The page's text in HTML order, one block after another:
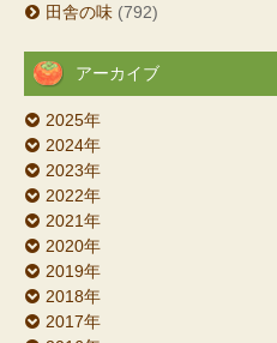
田舎の味 (792)
アーカイブ
2025年
2024年
2023年
2022年
2021年
2020年
2019年
2018年
2017年